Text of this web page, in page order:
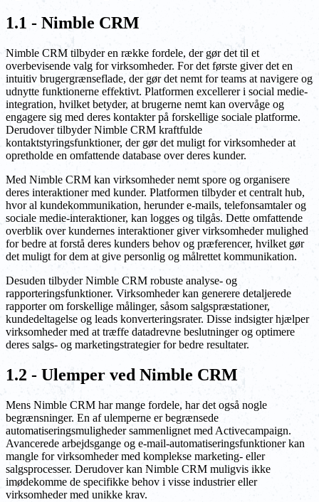
1.1 - Nimble CRM
Nimble CRM tilbyder en række fordele, der gør det til et
overbevisende valg for virksomheder. For det første giver det en
intuitiv brugergrænseflade, der gør det nemt for teams at navigere og
udnytte funktionerne effektivt. Platformen excellerer i social medie-
integration, hvilket betyder, at brugerne nemt kan overvåge og
engagere sig med deres kontakter på forskellige sociale platforme.
Derudover tilbyder Nimble CRM kraftfulde
kontaktstyringsfunktioner, der gør det muligt for virksomheder at
opretholde en omfattende database over deres kunder.
Med Nimble CRM kan virksomheder nemt spore og organisere
deres interaktioner med kunder. Platformen tilbyder et centralt hub,
hvor al kundekommunikation, herunder e-mails, telefonsamtaler og
sociale medie-interaktioner, kan logges og tilgås. Dette omfattende
overblik over kundernes interaktioner giver virksomheder mulighed
for bedre at forstå deres kunders behov og præferencer, hvilket gør
det muligt for dem at give personlig og målrettet kommunikation.
Desuden tilbyder Nimble CRM robuste analyse- og
rapporteringsfunktioner. Virksomheder kan generere detaljerede
rapporter om forskellige målinger, såsom salgspræstationer,
kundedeltagelse og leads konverteringsrater. Disse indsigter hjælper
virksomheder med at træffe datadrevne beslutninger og optimere
deres salgs- og marketingstrategier for bedre resultater.
1.2 - Ulemper ved Nimble CRM
Mens Nimble CRM har mange fordele, har det også nogle
begrænsninger. En af ulemperne er begrænsede
automatiseringsmuligheder sammenlignet med Activecampaign.
Avancerede arbejdsgange og e-mail-automatiseringsfunktioner kan
mangle for virksomheder med komplekse marketing- eller
salgsprocesser. Derudover kan Nimble CRM muligvis ikke
imødekomme de specifikke behov i visse industrier eller
virksomheder med unikke krav.